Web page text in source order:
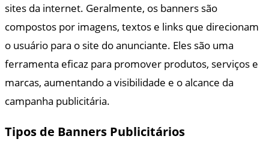
sites da internet. Geralmente, os banners são
compostos por imagens, textos e links que direcionam
o usuário para o site do anunciante. Eles são uma
ferramenta eficaz para promover produtos, serviços e
marcas, aumentando a visibilidade e o alcance da
campanha publicitária.
Tipos de Banners Publicitários